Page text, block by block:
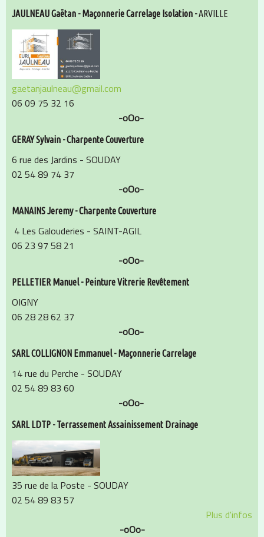
JAULNEAU Gaëtan - MaçonnerieCarrelage Isolation -ARVILLE
gaetanjaulneau@gmail.com
06 09 75 32 16
-oOo-
GERAY Sylvain - Charpente Couverture
6 rue des Jardins - SOUDAY
02 54 89 74 37
-oOo-
MANAINS Jeremy - Charpente Couverture
4 Les Galouderies - SAINT-AGIL
06 23 97 58 21
-oOo-
PELLETIER Manuel - Peinture Vitrerie Revêtement
OIGNY
06 28 28 62 37
-oOo-
SARL COLLIGNON Emmanuel - Maçonnerie Carrelage
14 rue du Perche - SOUDAY
02 54 89 83 60
-oOo-
SARL LDTP - Terrassement Assainissement Drainage
35 rue de la Poste - SOUDAY
02 54 89 83 57
Plus d'infos
-oOo-